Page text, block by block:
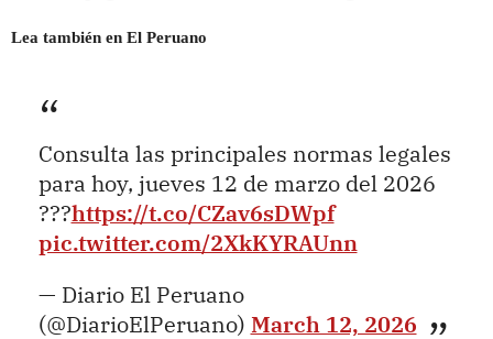
Lea también en El Peruano
Consulta las principales normas legales
para hoy, jueves 12 de marzo del 2026
???https://t.co/CZav6sDWpf
pic.twitter.com/2XkKYRAUnn
— Diario El Peruano
(@DiarioElPeruano) March 12, 2026